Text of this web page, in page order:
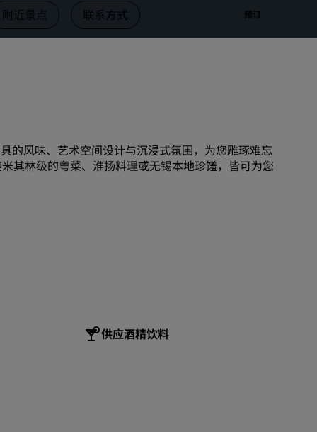
礼遇
如何使用积分
附近景点 联系方式 预订
的风味、艺术空间设计与沉浸式氛围，为您雕琢难忘
其林级的粤菜、淮扬料理或无锡本地珍馐，皆可为您
供应酒精饮料